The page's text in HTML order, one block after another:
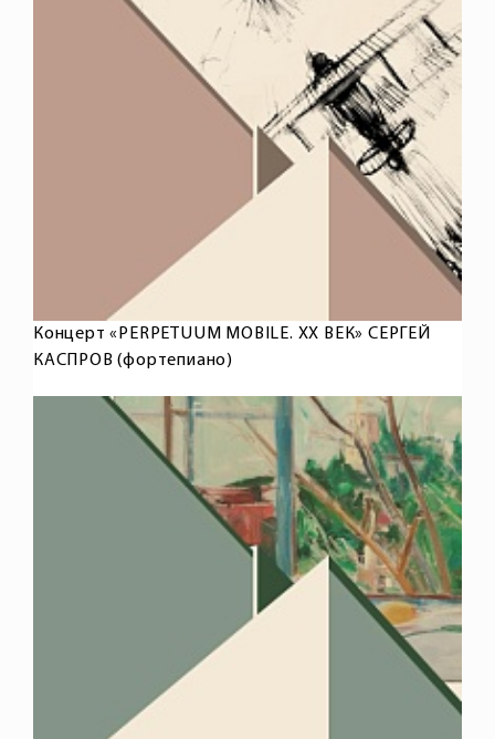
Концерт «PERPETUUM MOBILE. XX ВЕК» СЕРГЕЙ
КАСПРОВ (фортепиано)